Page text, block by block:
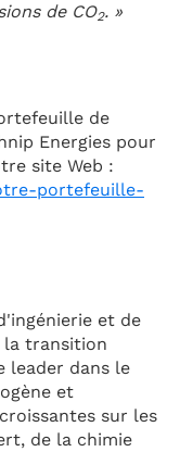
de CO2. »
de
Energies pour
site Web :
portefeuille-
et de
la transition
leader dans le
et
sur les
de la chimie